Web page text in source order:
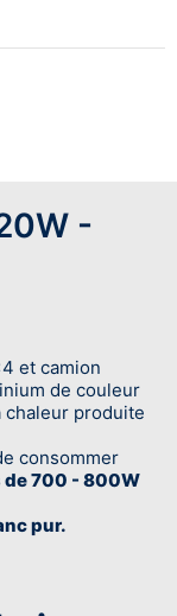
-
et camion
de couleur
chaleur produite
consommer
de 700 - 800W
pur.